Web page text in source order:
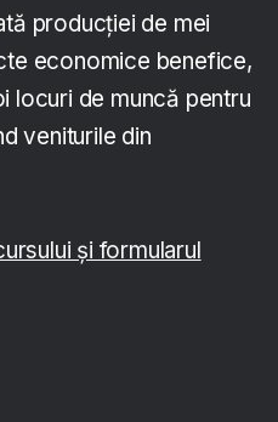
producţiei de mei
economice benefice,
locuri de muncă pentru
veniturile din
și formularul